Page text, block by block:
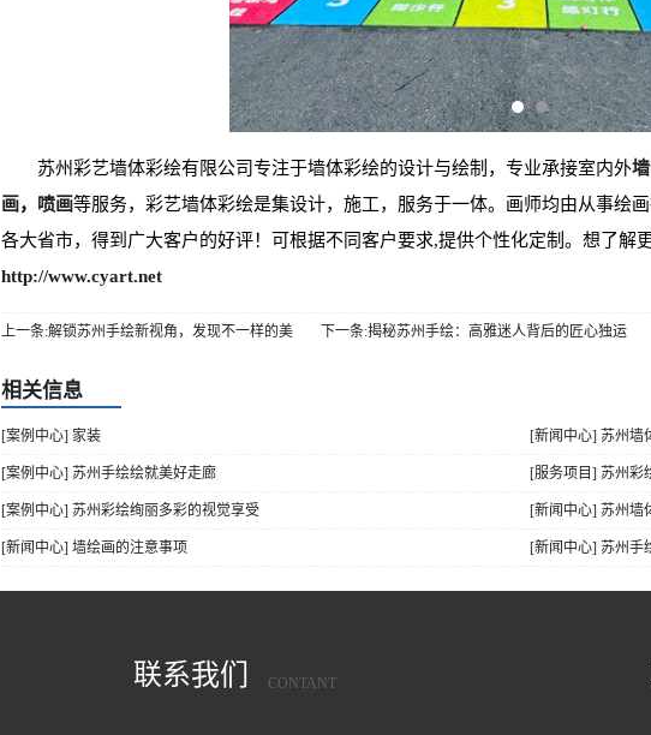
苏州彩艺墙体彩绘有限公司专注于墙体彩绘的设计与绘制，专业承接室内外
画， 喷画等服务，彩艺墙体彩绘是集设计，施工，服务于一体。画师均由从事绘
各大省市，得到广大客户的好评！可根据不同客户要求,提供个性化定制。想了解
http://www.cyart.net
上一条:解锁苏州手绘新视角，发现不一样的美 下一条:揭秘苏州手绘：高雅迷人背后的匠心独运
相关信息
[案例中心] 家装 [新闻中心] 苏州墙
[案例中心] 苏州手绘绘就美好走廊 [服务项目] 苏州彩
[案例中心] 苏州彩绘绚丽多彩的视觉享受 [新闻中心] 苏州墙
[新闻中心] 墙绘画的注意事项 [新闻中心] 苏州手
联系我们 CONTANT